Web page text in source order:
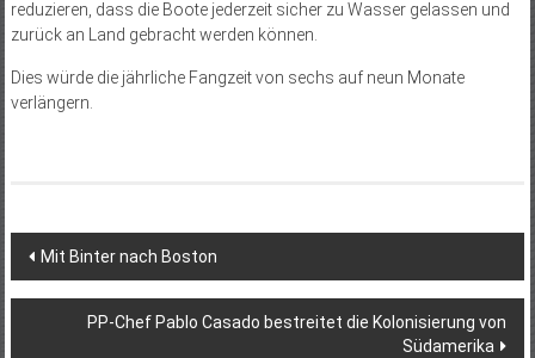
reduzieren, dass die Boote jederzeit sicher zu Wasser gelassen und
zurück an Land gebracht werden können.
Dies würde die jährliche Fangzeit von sechs auf neun Monate
verlängern.
Beitragsnavigation
Mit Binter nach Boston
PP-Chef Pablo Casado bestreitet die Kolonisierung von
Südamerika